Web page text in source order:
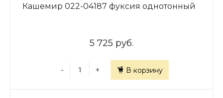
Кашемир 022-04187 фуксия однотонный
5 725 руб.
- + В корзину